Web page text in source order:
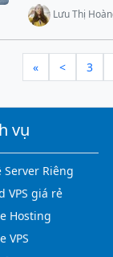
Lưu Thị
« < 3
vụ
Server Riêng
VPS giá rẻ
Hosting
VPS